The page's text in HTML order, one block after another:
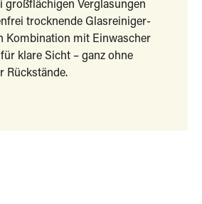
großflächigen Verglasungen
trocknende Glasreiniger-
Kombination mit Einwascher
klare Sicht – ganz ohne
Rückstände.